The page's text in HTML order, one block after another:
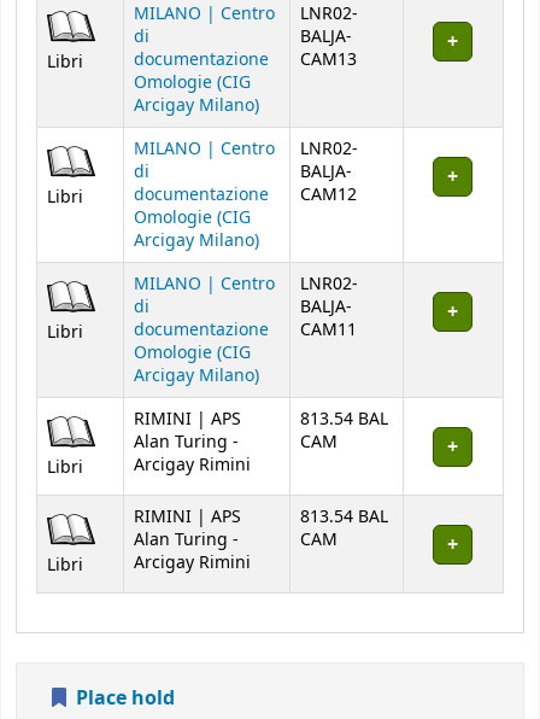
Libri
MILANO | Centro
di
documentazione
Omologie (CIG
Arcigay Milano)
LNR02-
BALJA-
CAM13
Libri
MILANO | Centro
di
documentazione
Omologie (CIG
Arcigay Milano)
LNR02-
BALJA-
CAM12
Libri
MILANO | Centro
di
documentazione
Omologie (CIG
Arcigay Milano)
LNR02-
BALJA-
CAM11
Libri
RIMINI | APS
Alan Turing -
Arcigay Rimini
813.54 BAL
CAM
Libri
RIMINI | APS
Alan Turing -
Arcigay Rimini
813.54 BAL
CAM
Place hold